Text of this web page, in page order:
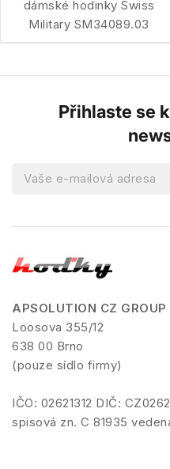
dámské hodinky Swiss
Military SM34089.03
Přihlaste se
APSOLUTION CZ
Loosova 355/12
638 00 Brno
(pouze sídlo firmy)
IČO: 02621312 DIČ:
spisová zn. C 81935